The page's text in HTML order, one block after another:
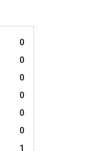
0
0
0
0
0
0
1